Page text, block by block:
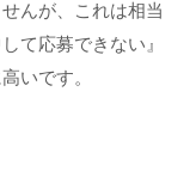
んが、これは相当
て応募できない』
いです。